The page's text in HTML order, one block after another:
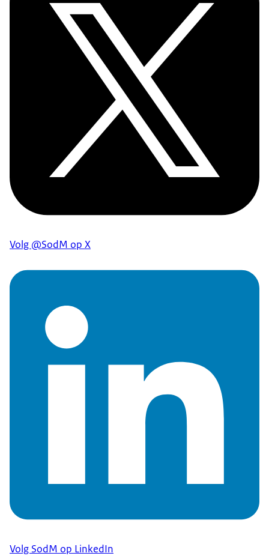
Volg @SodM op X
Volg SodM op LinkedIn